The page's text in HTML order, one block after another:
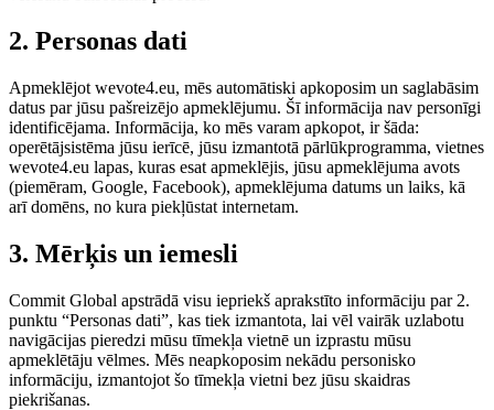
2. Personas dati
Apmeklējot wevote4.eu, mēs automātiski apkoposim un saglabāsim
datus par jūsu pašreizējo apmeklējumu. Šī informācija nav personīgi
identificējama. Informācija, ko mēs varam apkopot, ir šāda:
operētājsistēma jūsu ierīcē, jūsu izmantotā pārlūkprogramma, vietnes
wevote4.eu lapas, kuras esat apmeklējis, jūsu apmeklējuma avots
(piemēram, Google, Facebook), apmeklējuma datums un laiks, kā
arī domēns, no kura piekļūstat internetam.
3. Mērķis un iemesli
Commit Global apstrādā visu iepriekš aprakstīto informāciju par 2.
punktu “Personas dati”, kas tiek izmantota, lai vēl vairāk uzlabotu
navigācijas pieredzi mūsu tīmekļa vietnē un izprastu mūsu
apmeklētāju vēlmes. Mēs neapkoposim nekādu personisko
informāciju, izmantojot šo tīmekļa vietni bez jūsu skaidras
piekrišanas.